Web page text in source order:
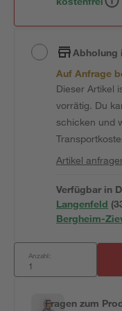
Abholung
Auf Anfrage
Dieser Artikel
vorrätig. Du
schicken und
Artikel
Verfügbar in
Langenfeld (
Bergheim-
Anzahl:
Fragen zum